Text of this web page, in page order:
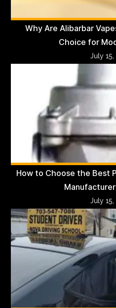
Why Are Alibarbar
Choice for
July 15,
How to Choose the Best
July 15,